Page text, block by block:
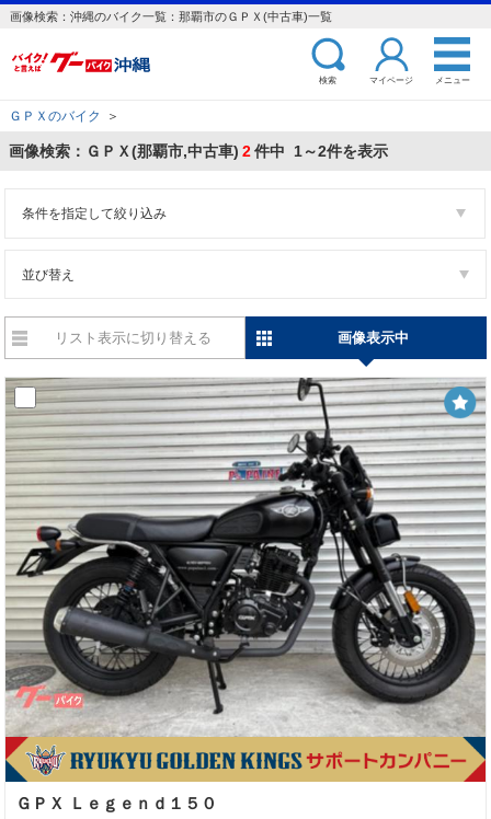
画像検索：沖縄のバイク一覧：那覇市のＧＰＸ(中古車)一覧
検索 マイページ メニュー
ＧＰＸのバイク ＞
画像検索：ＧＰＸ(那覇市,中古車) 2件中 1～2件を表示
条件を指定して絞り込み
並び替え
リスト表示に切り替える 画像表示中
ＧＰＸ Ｌｅｇｅｎｄ１５０